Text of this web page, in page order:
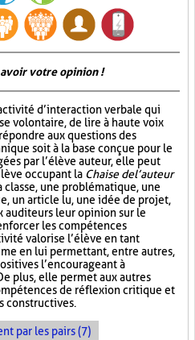
votre opinion !
d’interaction verbale qui
volontaire, de lire à haute voix
aux questions des
soit à la base conçue pour le
par l’élève auteur, elle peut
occupant la Chaise de l’auteur
classe, une problématique, une
un article lu, une idée de projet,
auditeurs leur opinion sur le
les compétences
valorise l’élève en tant
en lui permettant, entre autres,
l’encourageant à
plus, elle permet aux autres
de réflexion critique et
constructives.
par les pairs (7)